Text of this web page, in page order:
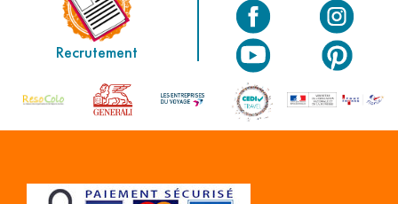
Recrutement